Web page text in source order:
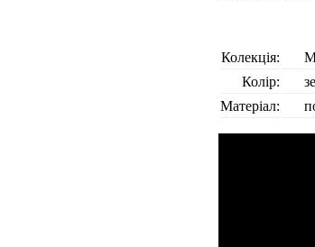
Колекція:
Колір:
Матеріал: